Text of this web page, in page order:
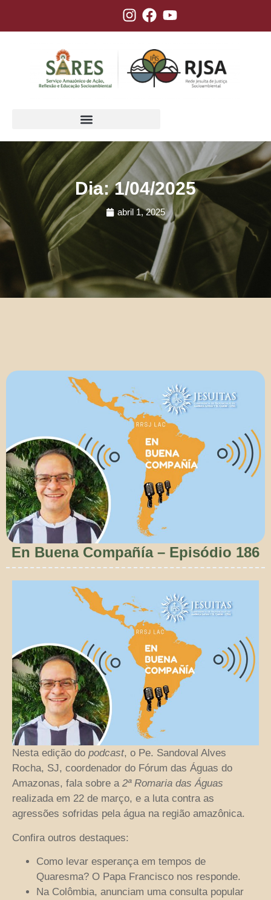
Dia: 1/04/2025
abril 1, 2025
En Buena Compañía – Episódio 186
Nesta edição do podcast, o Pe. Sandoval Alves
Rocha, SJ, coordenador do Fórum das Águas do
Amazonas, fala sobre a 2ª Romaria das Águas
realizada em 22 de março, e a luta contra as
agressões sofridas pela água na região amazônica.
Confira outros destaques:
Como levar esperança em tempos de
Quaresma? O Papa Francisco nos responde.
Na Colômbia, anunciam uma consulta popular